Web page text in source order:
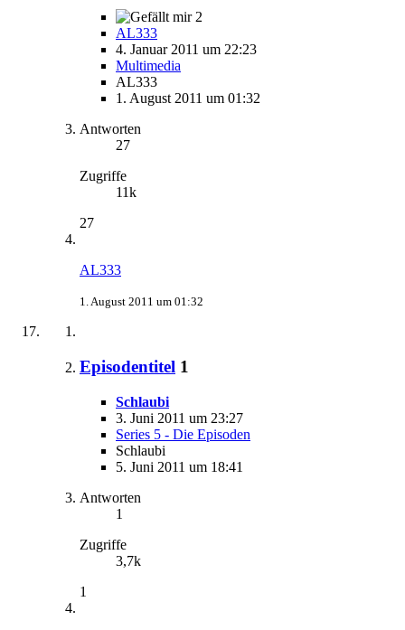
2
AL333
4. Januar 2011 um 22:23
Multimedia
AL333
1. August 2011 um 01:32
Antworten
27
Zugriffe
11k
27
AL333
1. August 2011 um 01:32
Episodentitel 1
Schlaubi
3. Juni 2011 um 23:27
Series 5 - Die Episoden
Schlaubi
5. Juni 2011 um 18:41
Antworten
1
Zugriffe
3,7k
1